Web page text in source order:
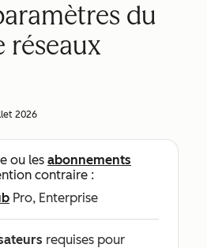
du
réseaux
2026
ou les abonnements
contraire :
Pro, Enterprise
requises pour